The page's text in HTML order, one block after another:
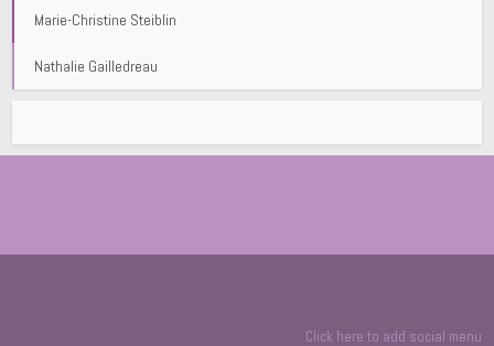
Marie-Christine Steiblin
Nathalie Gailledreau
Click here to add social menu